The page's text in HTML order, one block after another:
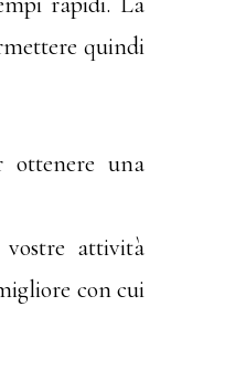
quindi
ottenere una
attività
con cui